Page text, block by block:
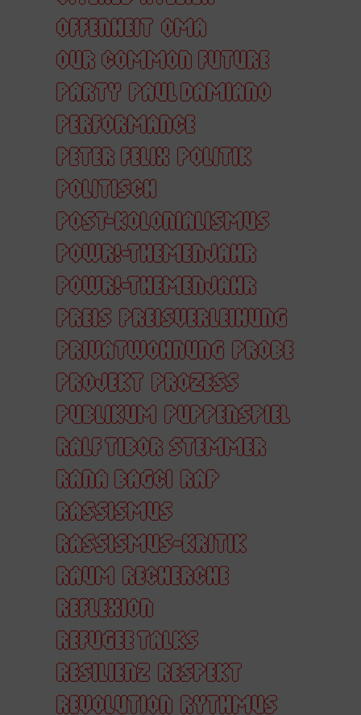
OFFENHEIT OMA
OUR COMMON FUTURE
PARTY PAUL DAMIANO
PERFORMANCE
PETER FELIX POLITIK
POLITISCH
POST-KOLONIALISMUS
POWR!-THEMENJAHR
POWR!-THEMENJAHR
PREIS PREISVERLEIHUNG
PRIVATWOHNUNG PROBE
PROJEKT PROZESS
PUBLIKUM PUPPENSPIEL
RALF TIBOR STEMMER
RANA BAGCI RAP
RASSISMUS
RASSISMUS-KRITIK
RAUM RECHERCHE
REFLEXION
REFUGEE TALKS
RESILIENZ RESPEKT
REVOLUTION RYTHMUS